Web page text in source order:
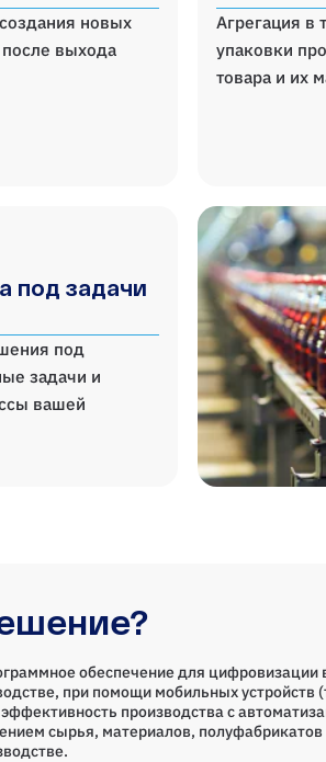
новых
выхода
Агрегация в
упаковки
товара и их
под задачи
под
задачи и
вашей
обеспечение для цифровизации
при помощи мобильных устройств
производства с
сырья, материалов, полуфабрикатов